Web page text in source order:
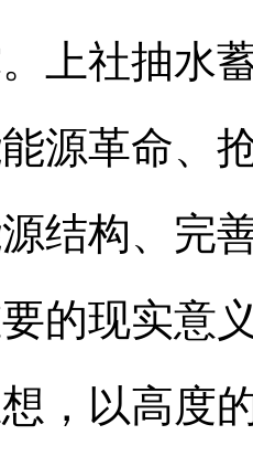
上社抽水
源革命、
结构、完
的现实意
，以高度